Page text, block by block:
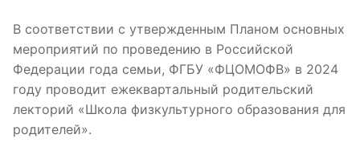
В соответствии с утвержденным Планом основных
мероприятий по проведению в Российской
Федерации года семьи, ФГБУ «ФЦОМОФВ» в 2024
году проводит ежеквартальный родительский
лекторий «Школа физкультурного образования для
родителей».